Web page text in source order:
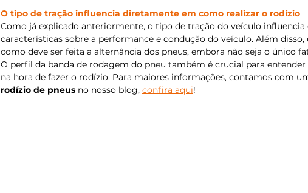
O tipo de tração influencia diretamente em como realizar o rodízio
Como já explicado anteriormente, o tipo de tração do veículo
características sobre a performance e condução do veículo. Além
como deve ser feita a alternância dos pneus, embora não seja o único
O perfil da banda de rodagem do pneu também é crucial para
na hora de fazer o rodízio. Para maiores informações, contamos com
rodízio de pneus no nosso blog, confira aqui!